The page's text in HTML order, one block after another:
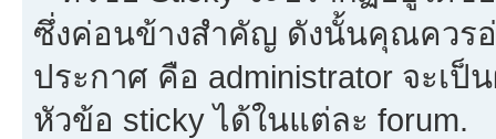
ซึ่งค่อนข้างสำคัญ ดังนั้นคุณควรอ่
ประกาศ คือ administrator จะเ
หัวข้อ sticky ได้ในแต่ละ forum.